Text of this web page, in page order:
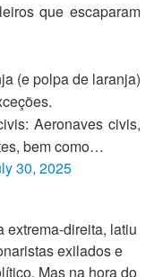
que escaparam
(e polpa de laranja)
Aeronaves civis,
bem como…
30, 2025
extrema-direita, latiu
exilados e
Mas na hora do